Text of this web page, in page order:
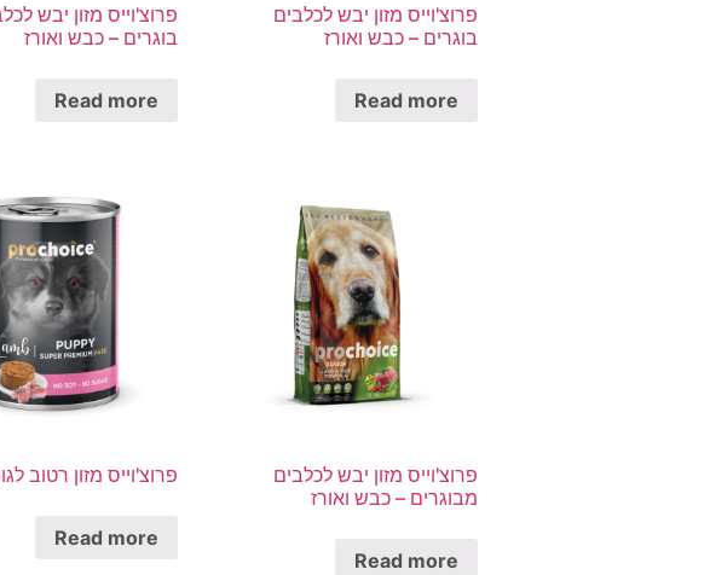
פרוצ'וייס מזון יבש לכלבים
בוגרים – כבש ואורז
Read more
פרוצ'וייס מזון יבש
בוגרים – כבש ואורז
Read more
פרוצ'וייס מזון יבש לכלבים
מבוגרים – כבש ואורז
Read more
פרוצ'וייס מזון רטוב
Read more